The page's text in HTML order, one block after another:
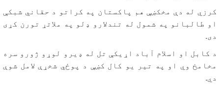
کرزي له دې مخکښې هم پاکستان په کراتو د حقاني شبکې
او طالبانو په شمول له تندلارو ډلو په ملاتړ تورن کړی
دی.
د کابل او اسلام آباد اړیکې تل له ډیرو لوړو ژورو سره
مخامخ وي او په تیر یو کال کښې د پوځي شخړې لامل شوې
دي.